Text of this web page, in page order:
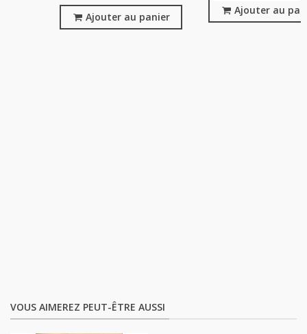
Ajouter au panier
Ajouter au
VOUS AIMEREZ PEUT-ÊTRE AUSSI